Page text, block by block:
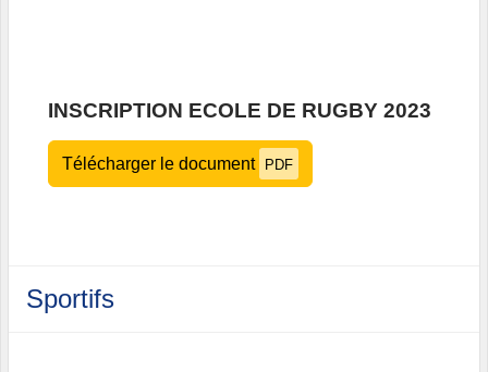
INSCRIPTION ECOLE DE RUGBY 2023
Télécharger le document PDF
Sportifs